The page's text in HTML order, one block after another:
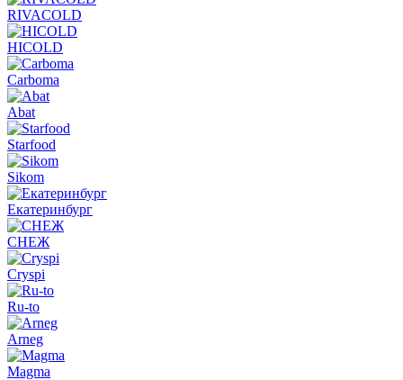
RIVACOLD
HICOLD
Carboma
Abat
Starfood
Sikom
Екатеринбург
СНЕЖ
Cryspi
Ru-to
Arneg
Magma